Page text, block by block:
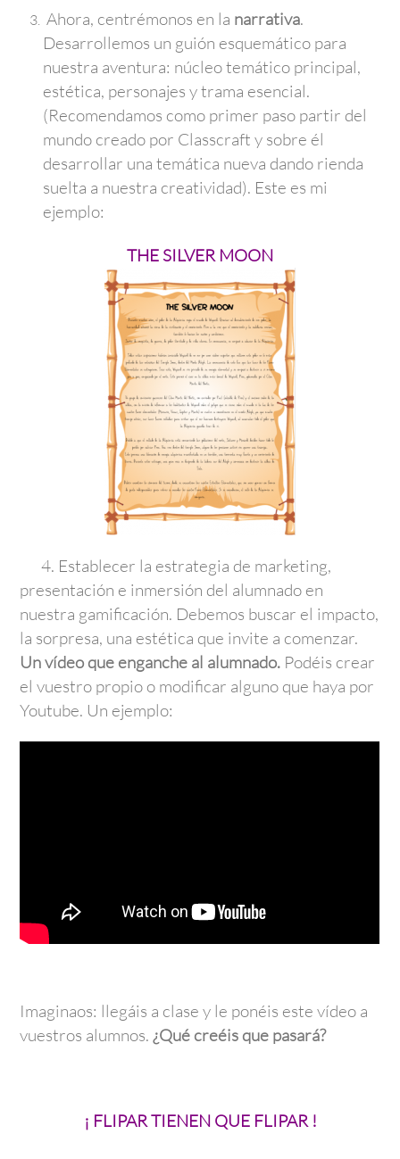
Ahora, centrémonos en la narrativa.
Desarrollemos un guión esquemático para
nuestra aventura: núcleo temático principal,
estética, personajes y trama esencial.
(Recomendamos como primer paso partir del
mundo creado por Classcraft y sobre él
desarrollar una temática nueva dando rienda
suelta a nuestra creatividad). Este es mi
ejemplo:
THE SILVER MOON
4. Establecer la estrategia de marketing,
presentación e inmersión del alumnado en
nuestra gamificación. Debemos buscar el impacto,
la sorpresa, una estética que invite a comenzar.
Un vídeo que enganche al alumnado. Podéis crear
el vuestro propio o modificar alguno que haya por
Youtube. Un ejemplo:
Imaginaos: llegáis a clase y le ponéis este vídeo a
vuestros alumnos. ¿Qué creéis que pasará?
¡ FLIPAR TIENEN QUE FLIPAR !